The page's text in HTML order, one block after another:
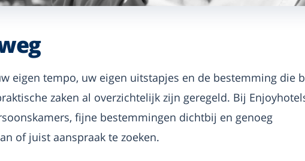
eigen tempo, uw eigen uitstapjes en de bestemming die
zaken al overzichtelijk zijn geregeld. Bij
fijne bestemmingen dichtbij en genoeg
of juist aanspraak te zoeken.